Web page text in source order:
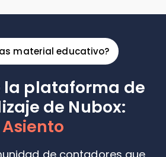
material educativo?
la plataforma de
de Nubox:
Asiento